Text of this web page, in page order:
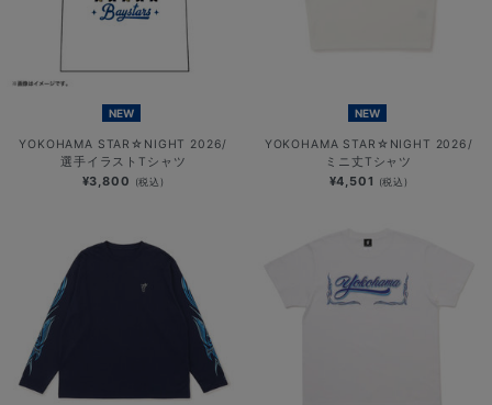
NEW
YOKOHAMA STAR☆NIGHT 2026/
選手イラストTシャツ
¥3,800 (税込)
NEW
YOKOHAMA STAR☆NIGHT 2026/
ミニ丈Tシャツ
¥4,501 (税込)